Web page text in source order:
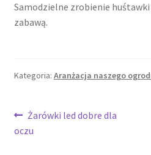
Samodzielne zrobienie
zabawą.
Kategoria: Aranżacja naszego
Nawigacja
wpisu
Poprzedni
wpis:
Żarówki led dobre dla
oczu